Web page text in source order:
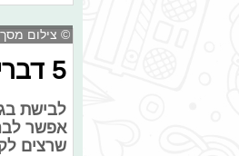
© צילום מסך
5 דברים שצריך לבדוק לפני שקונים בגדי ספורט
לבישת
אפשר
שרצים